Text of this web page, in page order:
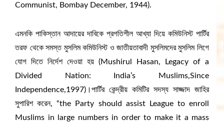
Communist, Bombay December, 1944).
এমনকি পাকিস্তান আদায়ের দাবিকে প্রগতিশীল আখ্যা দিয়ে কমিউনিস্ট পার্টির
তরফ থেকে সমস্ত মুসলিম কমিউনিস্ট ও জাতীয়তাবাদী মুসলিমদের মুসলিম লিগে
যোগ দিতে নির্দেশ দেওয়া হয় (Mushirul Hasan, Legacy of a
Divided Nation: India’s Muslims,Since
Independence,1997)।পার্টির কেন্দ্রীয় কমিটির সদস্য সাজ্জাদ জাহির
সুপারিশ করেন, “the Party should assist League to enroll
Muslims in large numbers in order to make it a mass